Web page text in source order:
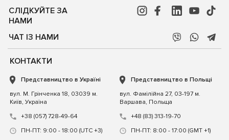
СЛІДКУЙТЕ ЗА
НАМИ
ЧАТ ІЗ НАМИ
КОНТАКТИ
Представництво в Україні
вул. М. Грінченка 18, 03039 м.
Київ, Україна
+38 (057) 728-49-64
ПН-ПТ: 9:00 - 18:00 (UTC +3)
Представництво в Польщі
вул. Фамілійна 27, 03-197 м.
Варшава, Польща
+48 (83) 313-19-70
ПН-ПТ: 8:00 - 17:00 (GMT +1)